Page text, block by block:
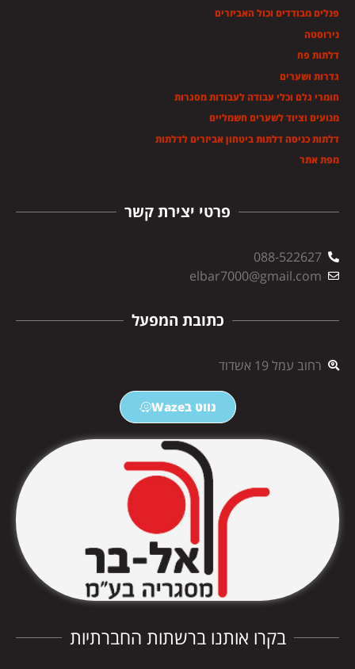
בקרו אותנו ברשתות החברתיות
פרטי יצירת קשר
088-522627
elbar7000@gmail.com
כתובת המפעל
רחוב עמל 19 אשדוד
נווט בWaze
פנלים מבודדים וכול האביזרים
נירוסטה
דלתות פח
גדרות ושערים
חומרי גלם וכלי עבודה לעבודות מסגרות
מנועים וציוד לשערים חשמליים
דלתות כניסה דלתות ביטחון אביזרים לדלתות
מפת אתר